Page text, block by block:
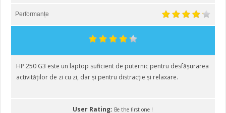
Performanțe
HP 250 G3 este un laptop suficient de puternic pentru desfășurarea
activităților de zi cu zi, dar și pentru distracție și relaxare.
User Rating: Be the first one !